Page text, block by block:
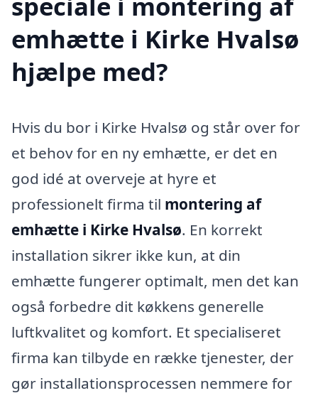
emhætte i Kirke Hvalsø
hjælpe med?
Hvis du bor i Kirke Hvalsø og står over for
et behov for en ny emhætte, er det en
god idé at overveje at hyre et
professionelt firma til montering af
emhætte i Kirke Hvalsø. En korrekt
installation sikrer ikke kun, at din
emhætte fungerer optimalt, men det kan
også forbedre dit køkkens generelle
luftkvalitet og komfort. Et specialiseret
firma kan tilbyde en række tjenester, der
gør installationsprocessen nemmere for